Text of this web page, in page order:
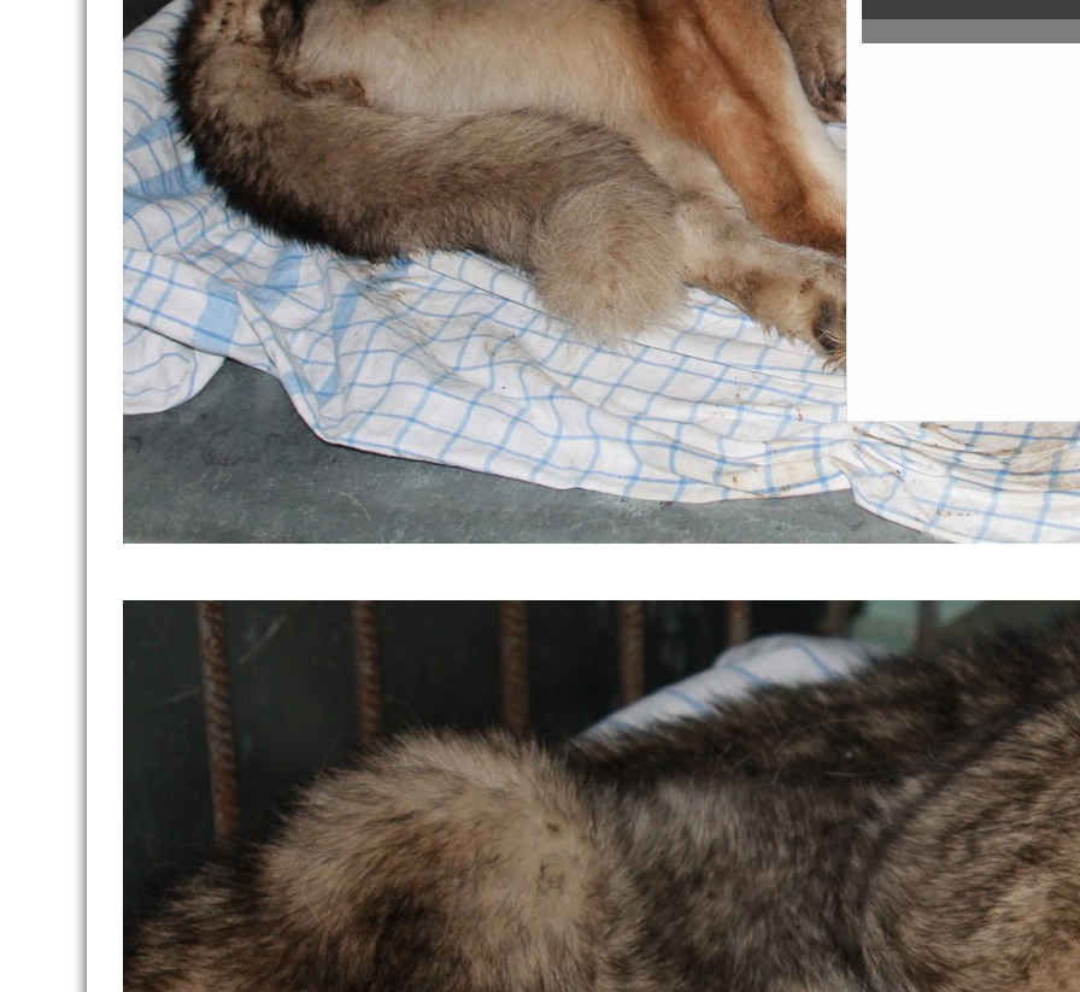
18:21Общественность
призвала власти города
наследие Юрия Лужкова
18:00 Цифровой
«Ростелеком» и
строителей поддержат